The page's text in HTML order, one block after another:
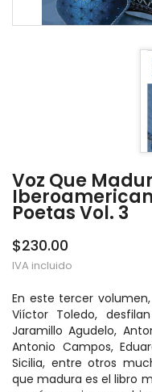
Voz Que
Poetas Vol. 3
$230.00
IVA incluido
En este tercer
Viíctor Toledo,
Jaramillo Agudelo,
Antonio Campos,
Sicilia, entre otros
que madura es el libro